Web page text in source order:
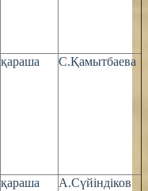
қараша С.Қамытбаева
қараша А.Сүйіндіков